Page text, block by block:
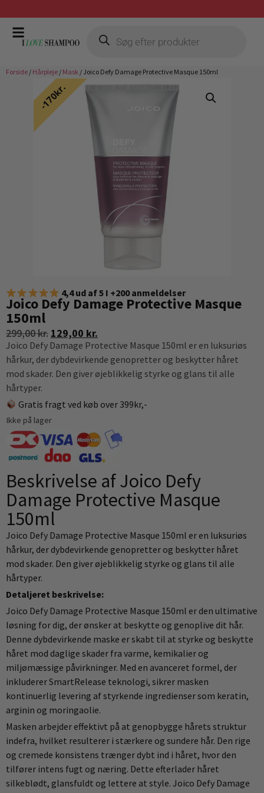
Prismatch mod billigste forhandler
Forside / Hårpleje / Mask / Joico Defy Damage Protective Masque 150ml
4,4 ud af 5 I +200 anmeldelser
Joico Defy Damage Protective Masque
150ml
299,00kr. 129,00 kr.
Joico Defy Damage Protective Masque 150ml er en luksuriøs
hårkur, der dybdevirkende genopretter og beskytter håret
mod skader. Den giver øjeblikkelig styrke og glans til alle
hårtyper.
Gratis fragt ved køb over 399kr,-
Ikke på lager
Beskrivelse af Joico Defy
Damage Protective Masque
150ml
Joico Defy Damage Protective Masque 150ml er en luksuriøs
hårkur, der dybdevirkende genopretter og beskytter håret
mod skader. Den giver øjeblikkelig styrke og glans til alle
hårtyper.
Detaljeret beskrivelse:
Joico Defy Damage Protective Masque 150ml er den ultimative
løsning for dig, der ønsker at beskytte og genoplive dit hår.
Denne dybdevirkende maske er skabt til at styrke og beskytte
håret mod daglige skader fra varme, kemikalier og
miljømæssige påvirkninger. Med en avanceret formel, der
inkluderer SmartRelease teknologi, sikrer masken
kontinuerlig levering af styrkende ingredienser som keratin,
arginin og moringaolie.
Masken arbejder effektivt på at genopbygge hårets struktur
indefra, hvilket resulterer i stærkere og sundere hår. Den rige
og cremede konsistens trænger dybt ind i håret, hvor den
tilfører intens fugt og næring. Dette efterlader håret
silkeblødt, glansfuldt og lettere at style. Joico Defy Damage
170kr.